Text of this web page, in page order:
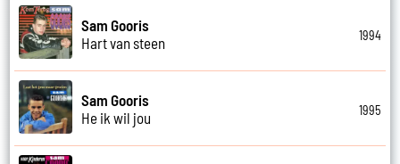
Sam Gooris
Hart van steen
1994
Sam Gooris
He ik wil jou
1995